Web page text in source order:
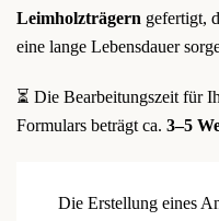
Leimholzträgern gefertigt,
eine lange Lebensdauer
⏳ Die Bearbeitungszeit für
Formulars beträgt ca. 3–5
Die Erstellung eines